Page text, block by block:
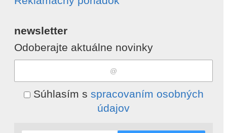
newsletter
Odoberajte aktuálne novinky
Súhlasím s spracovaním osobných
údajov